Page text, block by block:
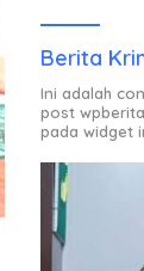
ODP.
Berita
Ini adalah
post
pada widget